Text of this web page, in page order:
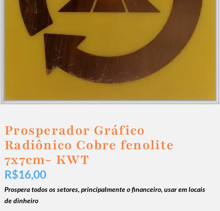
Prosperador Gráfico
Radiônico Cobre fenolite
7x7cm- KWT
R$16,00
Prospera todos os setores, principalmente o financeiro, usar em locais
de dinheiro